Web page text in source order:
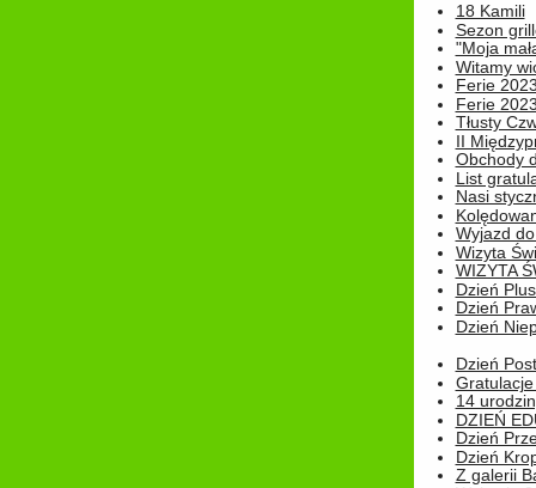
18 Kamili
Sezon
"Moja
Witamy
Ferie
Ferie
Tłusty
II
Obchody
List
Nasi
Wyjazd
Wizyta
WIZYTA
Dzień
Dzień
Dzień
Dzień
14
DZIEŃ
Dzień
Dzień
Z galerii